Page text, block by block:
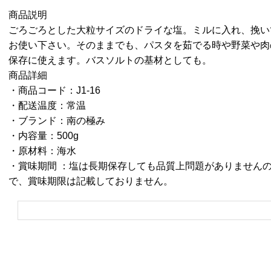
商品説明
ごろごろとした大粒サイズのドライな塩。ミルに入れ、挽
お使い下さい。そのままでも、パスタを茹でる時や野菜や
保存に使えます。バスソルトの基材としても。
商品詳細
・商品コード：J1-16
・配送温度：常温
・ブランド：南の極み
・内容量：500g
・原材料：海水
・賞味期間 ：塩は長期保存しても品質上問題がありません
で、賞味期限は記載しておりません。